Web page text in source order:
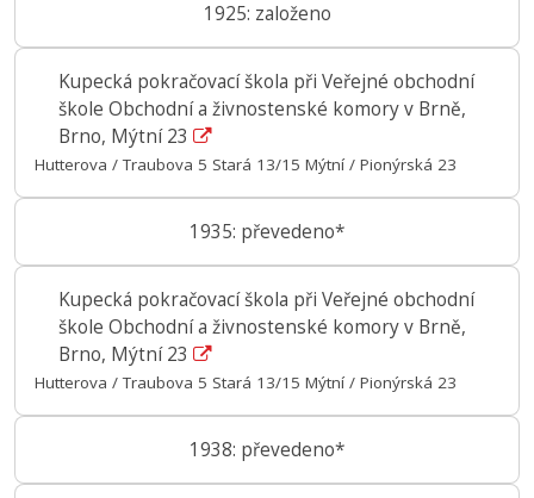
1925: založeno
Kupecká pokračovací škola při Veřejné obchodní
škole Obchodní a živnostenské komory v Brně,
Brno, Mýtní 23
Hutterova / Traubova 5 Stará 13/15 Mýtní / Pionýrská 23
1935: převedeno*
Kupecká pokračovací škola při Veřejné obchodní
škole Obchodní a živnostenské komory v Brně,
Brno, Mýtní 23
Hutterova / Traubova 5 Stará 13/15 Mýtní / Pionýrská 23
1938: převedeno*